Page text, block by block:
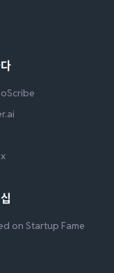
on Startup Fame